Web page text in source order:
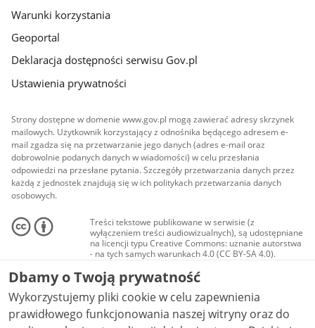
Warunki korzystania
Geoportal
Deklaracja dostępności serwisu Gov.pl
Ustawienia prywatności
Strony dostępne w domenie www.gov.pl mogą zawierać adresy skrzynek
mailowych. Użytkownik korzystający z odnośnika będącego adresem e-
mail zgadza się na przetwarzanie jego danych (adres e-mail oraz
dobrowolnie podanych danych w wiadomości) w celu przesłania
odpowiedzi na przesłane pytania. Szczegóły przetwarzania danych przez
każdą z jednostek znajdują się w ich politykach przetwarzania danych
osobowych.
Treści tekstowe publikowane w serwisie (z
wyłączeniem treści audiowizualnych), są udostępniane
na licencji typu Creative Commons: uznanie autorstwa
- na tych samych warunkach 4.0 (CC BY-SA 4.0).
Materiały audiowizualne, w tym zdjęcia, materiały
audio i wideo, są udostępniane na licencji typu
Creative Commons: uznanie autorstwa użycie
niekomercyjne - bez utworów zależnych 4.0 (CC BY-
NC-ND 4.0), o ile nie jest to stwierdzone inaczej.
Dbamy o Twoją prywatność
Wykorzystujemy pliki cookie w celu zapewnienia
prawidłowego funkcjonowania naszej witryny oraz do